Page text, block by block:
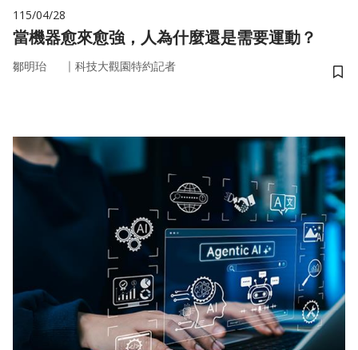
115/04/28
當機器愈來愈強，人為什麼還是需要運動？
鄒明珆 ｜ 科技大觀園特約記者
儲